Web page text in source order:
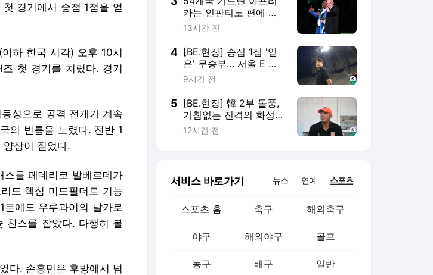
경기에서 승점 1점을 얻
하 한국 시각) 오후 10시
첫 경기를 치렀다. 경기
성으로 공격 전개가 계속
의 빈틈을 노렸다. 전반 1
상이 짙었다.
를 페데리코 발베르데가
드 핵심 미드필더로 기능
에도 우루과이의 날카로
찬스를 잡았다. 다행히 볼
다. 손흥민은 후방에서 넘
로' 볼테마데 관심, 완전
이적·임대 이적도 허용
카는 인판티노 편에 섰
다… CAF 집행위원회,
사과 수용
13시간 전
4 [BE.현장] 승점 1점 '얻
은' 무승부… 서울 E 김
도균 감독, "좋은 경기하
점이었다"
9시간 전
5
[BE.현장] 韓 2부 돌풍,
거침없는 진격의 화성…
경기 앞둔 차두리 감독,
12시간 전
서비스 바로가기 뉴스 연예 스포츠
스포츠 홈 축구 해외축구
야구 해외야구 골프
농구 배구 일반